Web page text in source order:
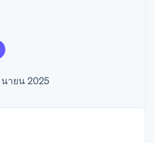
บบ
หรับการ
าหกรรม
และจัดการ
ชุมประจำปีแบบ
Press
ายน 2025